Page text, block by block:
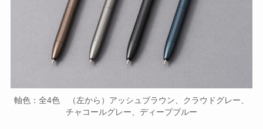
軸色：全4色 （左から）アッシュブラウン、クラウドグレー、
チャコールグレー、ディープブルー